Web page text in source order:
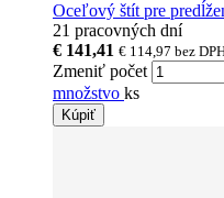
Oceľový štít pre
21 pracovných dní
€ 141,41 € 114,97 bez
Zmeniť počet
množstvo ks
Kúpiť